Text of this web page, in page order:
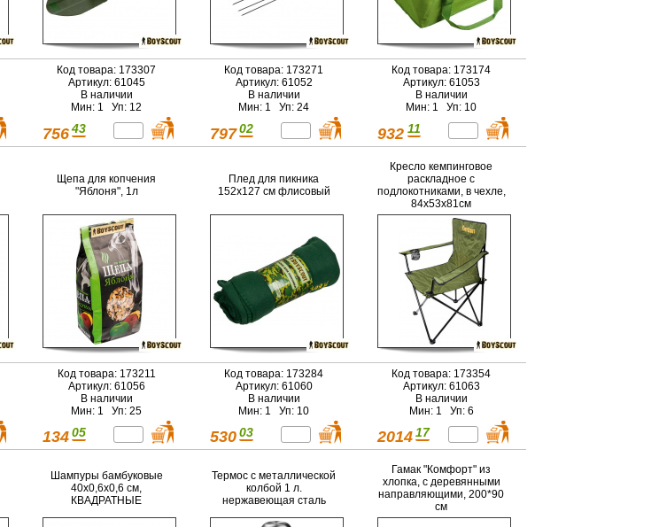
Код товара: 173307
Артикул: 61045
В наличии
Мин: 1 Уп: 12
756 43
Код товара: 173271
Артикул: 61052
В наличии
Мин: 1 Уп: 24
797 02
Код товара: 173174
Артикул: 61053
В наличии
Мин: 1 Уп: 10
932 11
Щепа для копчения
"Яблоня", 1л
Код товара: 173211
Артикул: 61056
В наличии
Мин: 1 Уп: 25
134 05
Плед для пикника
152х127 см флисовый
Код товара: 173284
Артикул: 61060
В наличии
Мин: 1 Уп: 10
530 03
Кресло кемпинговое
раскладное с
подлокотниками, в чехле,
84x53x81см
Код товара: 173354
Артикул: 61063
В наличии
Мин: 1 Уп: 6
2014 17
Шампуры бамбуковые
40x0,6x0,6 см,
КВАДРАТНЫЕ
Термос c металлической
колбой 1 л.
нержавеющая сталь
Гамак "Комфорт" из
хлопка, с деревянными
направляющими, 200*90
см